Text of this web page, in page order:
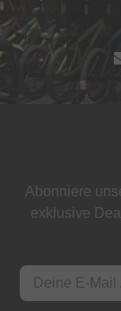
Abonniere
exklusive